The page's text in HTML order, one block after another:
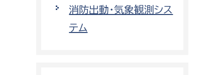
都市政策課
消防出動・気象観測シス
テム